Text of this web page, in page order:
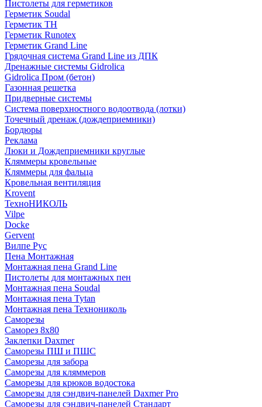
Пистолеты для герметиков
Герметик Soudal
Герметик ТН
Герметик Runotex
Герметик Grand Line
Грядочная система Grand Line из ДПК
Дренажные системы Gidrolica
Gidrolica Пром (бетон)
Газонная решетка
Придверные системы
Система поверхностного водоотвода (лотки)
Точечный дренаж (дождеприемники)
Бордюры
Рекламa
Люки и Дождеприемники круглые
Кляммеры кровельные
Кляммеры для фальца
Кровельная вентиляция
Krovent
ТехноНИКОЛЬ
Vilpe
Docke
Gervent
Вилпе Рус
Пена Монтажнaя
Монтажная пена Grand Linе
Пистолеты для монтажных пен
Монтажная пена Soudal
Монтажная пена Tytan
Монтажная пена Технониколь
Саморезы
Саморез 8х80
Заклепки Daxmer
Саморезы ПШ и ПШС
Саморезы для забора
Саморезы для кляммеров
Саморезы для крюков водостока
Саморезы для сэндвич-панелей Daxmer Pro
Саморезы для сэндвич-панелей Стандарт